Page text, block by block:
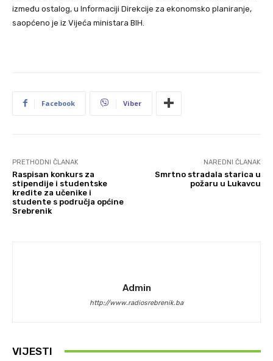
između ostalog, u Informaciji Direkcije za ekonomsko planiranje,
saopćeno je iz Vijeća ministara BIH.
Facebook Viber
PRETHODNI ČLANAK
Raspisan konkurs za
stipendije i studentske
kredite za učenike i
studente s područja općine
Srebrenik
NAREDNI ČLANAK
Smrtno stradala starica u
požaru u Lukavcu
Admin
http://www.radiosrebrenik.ba
VIJESTI